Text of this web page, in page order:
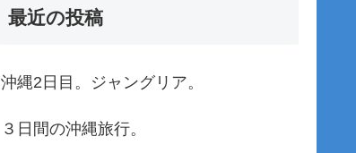
最近の投稿
沖縄2日目。ジャングリア。
３日間の沖縄旅行。